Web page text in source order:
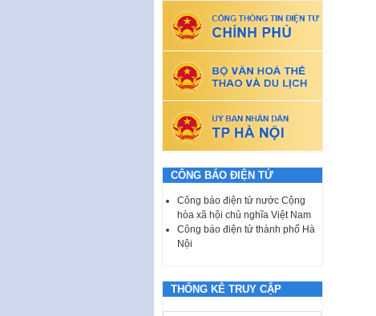
CÔNG BÁO ĐIỆN TỬ
Công báo điện tử nước Cộng
hòa xã hội chủ nghĩa Việt Nam
Công báo điện tử thành phố Hà
Nội
THỐNG KÊ TRUY CẬP